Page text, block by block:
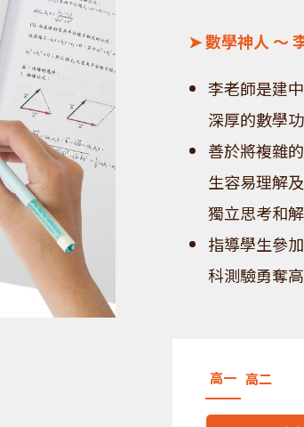
➤ 數學神人 ～
李老師是建
深厚的數學
善於將複雜
生容易理解
獨立思考和
指導學生參
科測驗勇奪高
高一 高二